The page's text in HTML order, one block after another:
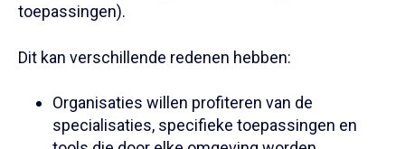
toepassingen).
Dit kan verschillende redenen hebben:
Organisaties willen profiteren van de
specialisaties, specifieke toepassingen en